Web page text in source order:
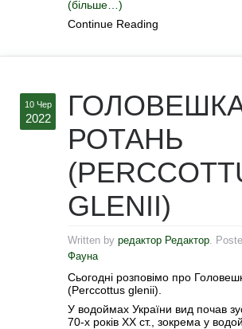
(більше…)
Continue Reading
10 Чер
2022
РОТАНЬ
GLENII)
Written by редактор Редактор .
Фауна
Сьогодні розповімо про
(Perccottus glenii).
У водоймах України вид почав
70-х років ХХ ст., зокрема у